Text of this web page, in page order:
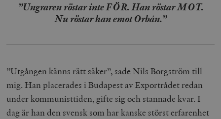
”Ungraren röstar inte FÖR. Han röstar MOT.
Nu röstar han emot Orbán.”
”Utgången känns rätt säker”, sade Nils Borgström till
mig. Han placerades i Budapest av Exportrådet redan
under kommunisttiden, gifte sig och stannade kvar. I
dag är han den svensk som har kanske störst erfarenhet